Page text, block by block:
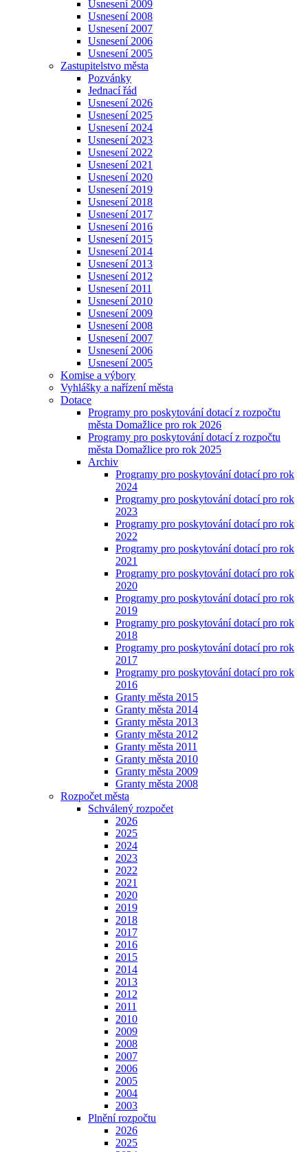
Usnesení 2009
Usnesení 2008
Usnesení 2007
Usnesení 2006
Usnesení 2005
Zastupitelstvo města
Pozvánky
Jednací řád
Usnesení 2026
Usnesení 2025
Usnesení 2024
Usnesení 2023
Usnesení 2022
Usnesení 2021
Usnesení 2020
Usnesení 2019
Usnesení 2018
Usnesení 2017
Usnesení 2016
Usnesení 2015
Usnesení 2014
Usnesení 2013
Usnesení 2012
Usnesení 2011
Usnesení 2010
Usnesení 2009
Usnesení 2008
Usnesení 2007
Usnesení 2006
Usnesení 2005
Komise a výbory
Vyhlášky a nařízení města
Dotace
Programy pro poskytování dotací z rozpočtu
města Domažlice pro rok 2026
Programy pro poskytování dotací z rozpočtu
města Domažlice pro rok 2025
Archiv
Programy pro poskytování dotací pro rok
2024
Programy pro poskytování dotací pro rok
2023
Programy pro poskytování dotací pro rok
2022
Programy pro poskytování dotací pro rok
2021
Programy pro poskytování dotací pro rok
2020
Programy pro poskytování dotací pro rok
2019
Programy pro poskytování dotací pro rok
2018
Programy pro poskytování dotací pro rok
2017
Programy pro poskytování dotací pro rok
2016
Granty města 2015
Granty města 2014
Granty města 2013
Granty města 2012
Granty města 2011
Granty města 2010
Granty města 2009
Granty města 2008
Rozpočet města
Schválený rozpočet
2026
2025
2024
2023
2022
2021
2020
2019
2018
2017
2016
2015
2014
2013
2012
2011
2010
2009
2008
2007
2006
2005
2004
2003
Plnění rozpočtu
2026
2025